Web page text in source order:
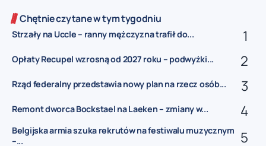
Chętnie czytane w tym tygodniu
Strzały na Uccle – ranny mężczyzna trafił do...
Opłaty Recupel wzrosną od 2027 roku – podwyżki...
Rząd federalny przedstawia nowy plan na rzecz osób...
Remont dworca Bockstael na Laeken – zmiany w...
Belgijska armia szuka rekrutów na festiwalu muzycznym
–...